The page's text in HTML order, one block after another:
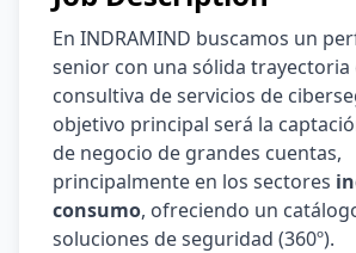
En INDRAMIND buscamos un
senior con una sólida trayectoria
consultiva de servicios de
objetivo principal será la
de negocio de grandes cuentas,
principalmente en los sectores
consumo, ofreciendo un
soluciones de seguridad (360º).